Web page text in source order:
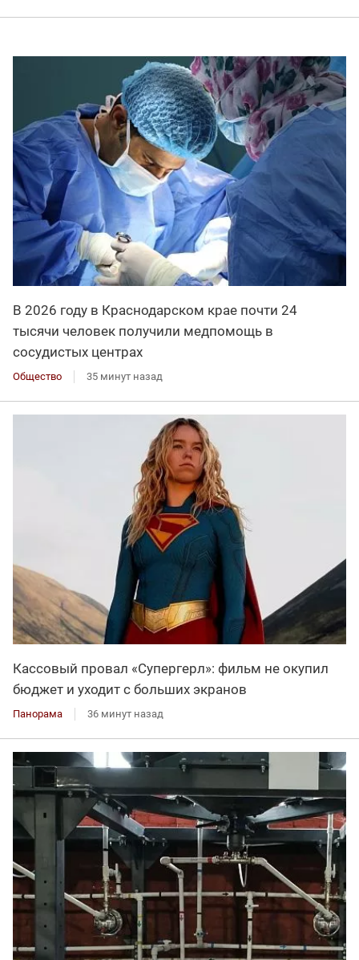
В 2026 году в Краснодарском крае почти 24
тысячи человек получили медпомощь в
сосудистых центрах
Общество 35 минут назад
Кассовый провал «Супергерл»: фильм не окупил
бюджет и уходит с больших экранов
Панорама 36 минут назад